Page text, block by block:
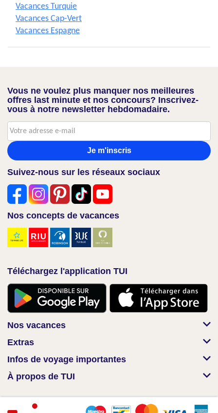
Vacances Turquie
Vacances Cap-Vert
Vacances Espagne
Vous ne voulez plus manquer nos meilleures
offres last minute et nos concours? Inscrivez-
vous à notre newsletter hebdomadaire.
Je m'inscris
Suivez-nous sur les réseaux sociaux
Nos concepts de vacances
Téléchargez l'application TUI
Nos vacances
Extras
Infos de voyage importantes
À propos de TUI